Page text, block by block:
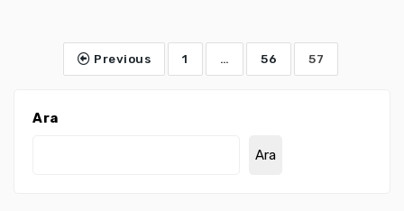
Previous 1 … 56 57
Ara
Ara